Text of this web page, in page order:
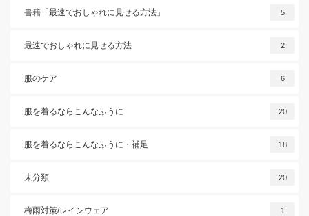
書籍「最速でおしゃれに見せる方法」 5
最速でおしゃれに見せる方法 2
服のケア 6
服を着るならこんなふうに 20
服を着るならこんなふうに・補足 18
未分類 20
梅雨対策/レインウェア 1